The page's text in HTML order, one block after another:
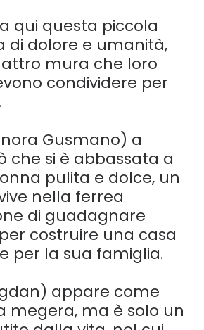
qui questa piccola
di dolore e umanità,
mura che loro
condividere per
Gusmano) a
che si è abbassata a
pulita e dolce, un
nella ferrea
di guadagnare
costruire una casa
per la sua famiglia.
appare come
megera, ma è solo un